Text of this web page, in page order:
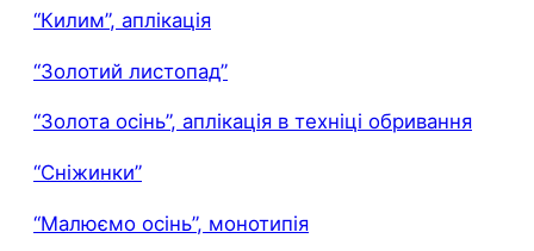
“Килим”, аплікація
“Золотий листопад”
“Золота осінь”, аплікація в техніці обривання
“Сніжинки”
“Малюємо осінь”, монотипія